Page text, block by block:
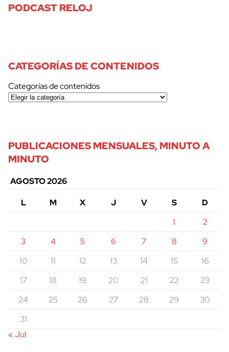
PODCAST RELOJ
CATEGORÍAS DE CONTENIDOS
Categorías de contenidos
PUBLICACIONES MENSUALES, MINUTO A
MINUTO
AGOSTO 2026
L
M X J V S
D
1
2
3
4 5 6 7 8
9
10
11 12 13 14 15
16
17
18 19 20 21 22
23
24
25 26 27 28 29
30
31
« Jul